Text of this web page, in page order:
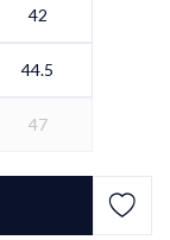
42
44.5
47